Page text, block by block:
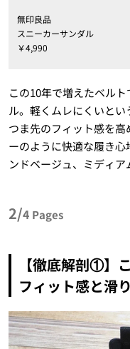
無印良品
スニーカーサンダル
￥4,990
この10年で増えたベル
ル。軽くムレにくいとい
つま先のフィット感を
ーのように快適な履き
ンドベージュ、ミディア
2/4 Pages
【徹底解剖①】
フィット感と滑